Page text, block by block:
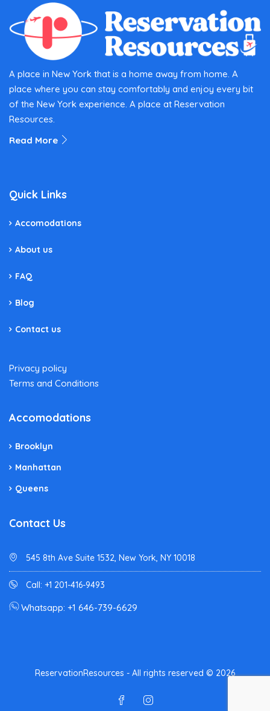
A place in New York that is a home away from home. A
place where you can stay comfortably and enjoy every bit
of the New York experience. A place at Reservation
Resources.
Read More
Quick Links
Accomodations
About us
FAQ
Blog
Contact us
Privacy policy
Terms and Conditions
Accomodations
Brooklyn
Manhattan
Queens
Contact Us
545 8th Ave Suite 1532, New York, NY 10018
Call: +1 201-416-9493
Whatsapp: +1 646-739-6629
ReservationResources - All rights reserved © 2026